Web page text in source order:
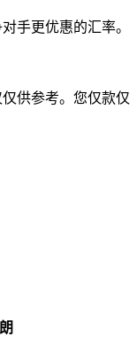
手更优惠的汇率。
供参考。您仅款仅